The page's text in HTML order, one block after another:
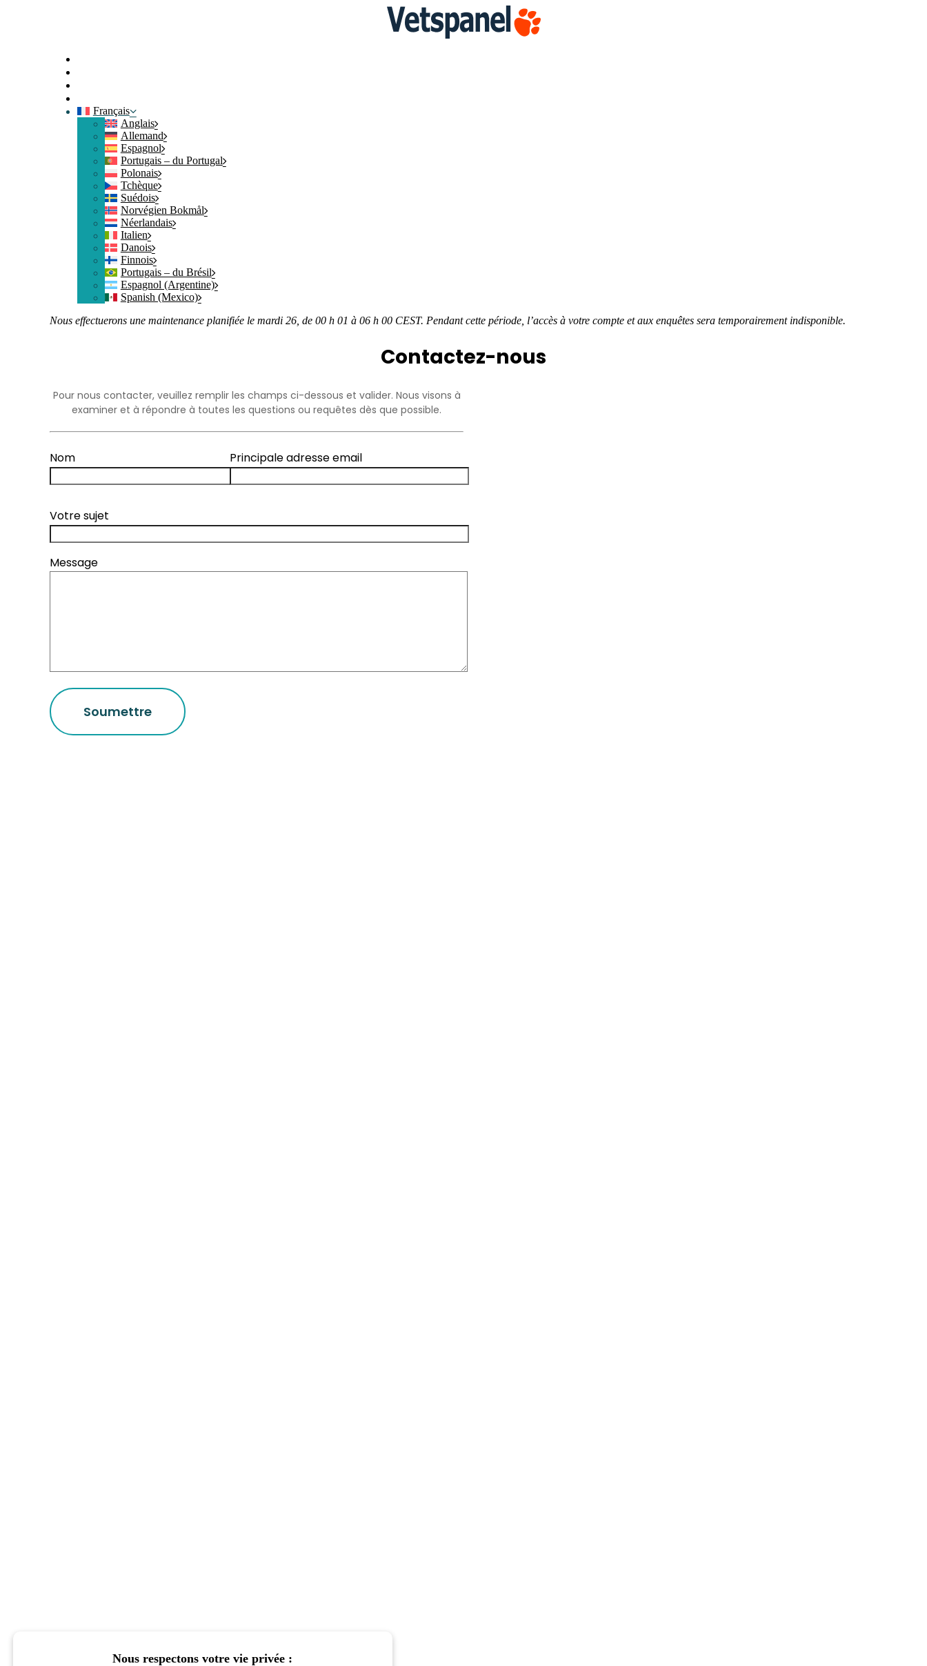
Français
Anglais
Allemand
Espagnol
Portugais – du Portugal
Polonais
Tchèque
Suédois
Norvégien Bokmål
Néerlandais
Italien
Danois
Finnois
Portugais – du Brésil
Espagnol (Argentine)
Spanish (Mexico)
Nous effectuerons une maintenance planifiée le mardi 26, de 00 h 01 à 06 h 00 CEST. Pendant cette période, l’accès à votre compte et aux enquêtes sera temporairement indisponible.
Contactez-nous
Pour nous contacter, veuillez remplir les champs ci-dessous et valider. Nous visons à
examiner et à répondre à toutes les questions ou requêtes dès que possible.
Nom Principale adresse email
Votre sujet
Message
Nous respectons votre vie privée :